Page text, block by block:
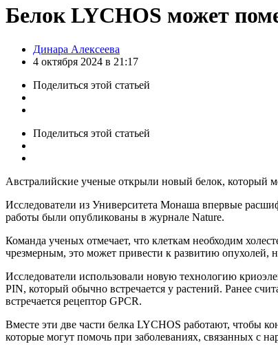
Белок LYCHOS может
Posted
by
Динара Алексеева
4 октября 2024 в 21:17
Поделиться этой статьей
Поделиться этой статьей
Австралийские ученые открыли новый белок, который
Исследователи из Университета Монаша впервые
работы были опубликованы в журнале Nature.
Команда ученых отмечает, что клеткам необходим
чрезмерным, это может привести к развитию опухолей,
Исследователи использовали новую технологию
PIN, который обычно встречается у растений. Ранее
встречается рецептор GPCR.
Вместе эти две части белка LYCHOS работают, чтобы
которые могут помочь при заболеваниях, связанных с